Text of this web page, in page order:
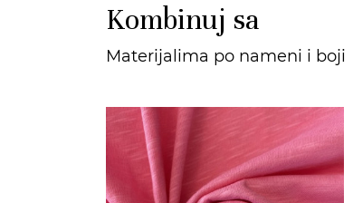
Kombinuj sa
Materijalima po nameni i boji